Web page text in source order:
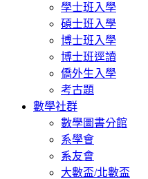
學士班入學
碩士班入學
博士班入學
博士班逕讀
僑外生入學
考古題
數學社群
數學圖書分館
系學會
系友會
大數盃/北數盃